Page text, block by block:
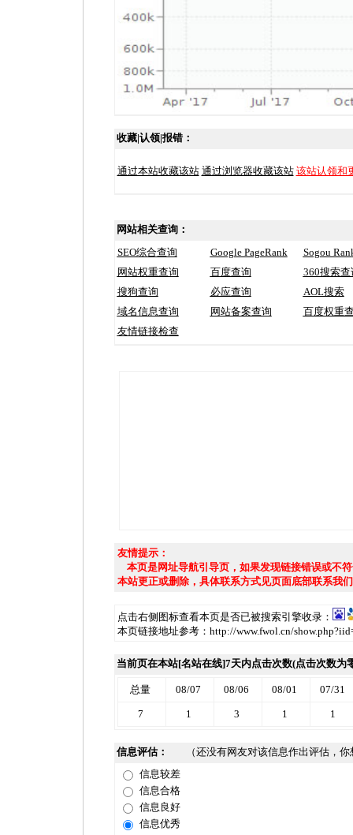
收藏|认领|报错：
通过本站收藏该站 通过浏览器收藏该站 该站认领和
网站相关查询：
SEO综合查询
Google PageRank
Sogou
网站权重查询
百度查询
360搜索查
搜狗查询
必应查询
AOL搜索
域名信息查询
网站备案查询
百度权重
友情链接检查
友情提示：
本页是网址导航引导页，如果发现链接错误或不
本站更正或删除，具体联系方式见页面底部联系我
点击右侧图标查看本页是否已被搜索引擎收录：
本页链接地址参考：http://www.fwol.cn/
当前页在本站[名站在线]7天内点击次数(点击次数为
总量 08/07 08/06 08/01 07/31
7 1 3 1 1
信息评估：
（还没有网友对该信息作出评估，
信息较差
信息合格
信息良好
信息优秀